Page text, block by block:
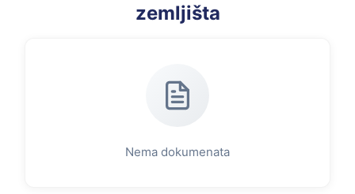
zemljišta
Nema dokumenata